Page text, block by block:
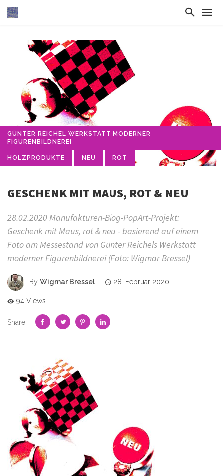
GÜNTER REICHEL WERKSTATT MODERNER
FIGURENBILDNEREI
HOLZPRODUKTE NEU ROT
GESCHENK MIT MAUS, ROT & NEU
28.02.2020 Manufakturen-Blog-PopArt-Projekt:
Geschenk mit Maus, rot & neu - basierend auf einem
Foto am Messestand von Günter Reichels Werkstatt
moderner Figurenbildnerei (Foto: Wigmar Bressel)
By Wigmar Bressel 28. Februar 2020
94 Views
Share: